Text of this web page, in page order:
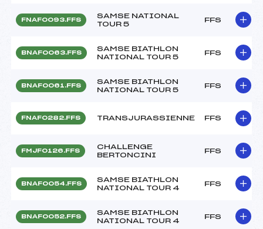
FNAF0093.FFS
SAMSE NATIONAL
TOUR 5
FFS
BNAF0063.FFS
SAMSE BIATHLON
NATIONAL TOUR 5
FFS
BNAF0061.FFS
SAMSE BIATHLON
NATIONAL TOUR 5
FFS
FNAF0282.FFS TRANSJURASSIENNE FFS
FMJF0126.FFS
CHALLENGE
BERTONCINI
FFS
BNAF0054.FFS
SAMSE BIATHLON
NATIONAL TOUR 4
FFS
BNAF0052.FFS
SAMSE BIATHLON
NATIONAL TOUR 4
FFS